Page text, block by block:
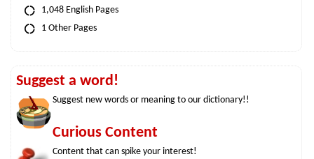
1,048 English Pages
1 Other Pages
Suggest a word!
Suggest new words or meaning to our dictionary!!
Curious Content
Content that can spike your interest!